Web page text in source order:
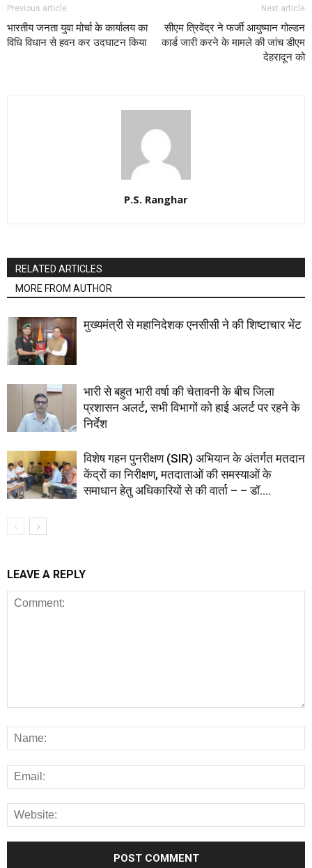
Previous article
भारतीय जनता युवा मोर्चा के कार्यालय का
विधि विधान से हवन कर उदघाटन किया
Next article
सीएम त्रिवेंद्र ने फर्जी आयुष्मान गोल्डन
कार्ड जारी करने के मामले की जांच डीएम
देहरादून को
P.S. Ranghar
RELATED ARTICLES
MORE FROM AUTHOR
मुख्यमंत्री से महानिदेशक एनसीसी ने की शिष्टाचार भेंट
भारी से बहुत भारी वर्षा की चेतावनी के बीच जिला
प्रशासन अलर्ट, सभी विभागों को हाई अलर्ट पर रहने के
निर्देश
विशेष गहन पुनरीक्षण (SIR) अभियान के अंतर्गत मतदान
केंद्रों का निरीक्षण, मतदाताओं की समस्याओं के
समाधान हेतु अधिकारियों से की वार्ता – – डॉ....
LEAVE A REPLY